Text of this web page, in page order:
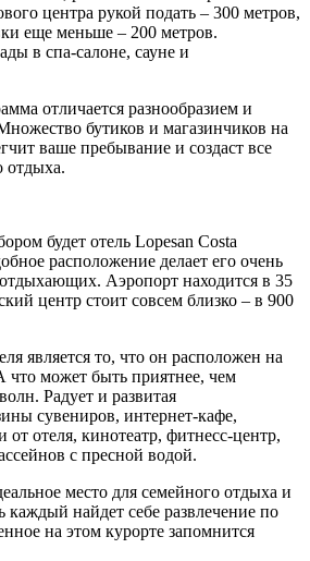
центра рукой подать – 300 метров,
еще меньше – 200 метров.
в спа-салоне, сауне и
отличается разнообразием и
бутиков и магазинчиков на
ваше пребывание и создаст все
отдыха.
будет отель Lopesan Costa
расположение делает его очень
Аэропорт находится в 35
центр стоит совсем близко – в 900
является то, что он расположен на
что может быть приятнее, чем
Радует и развитая
сувениров, интернет-кафе,
от отеля, кинотеатр, фитнесс-центр,
с пресной водой.
место для семейного отдыха и
каждый найдет себе развлечение по
на этом курорте запомнится